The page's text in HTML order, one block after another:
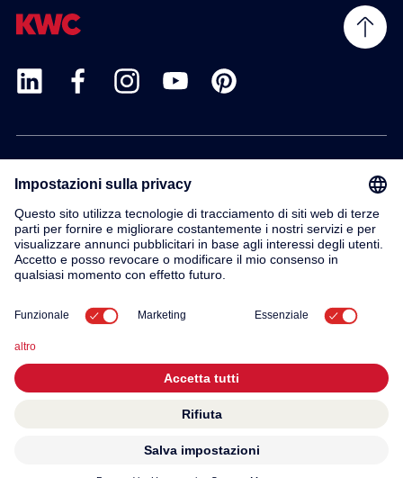
Prodotti
Servizio
Contatto
© 2026 KWC Group AG
Termini e condizioni generali